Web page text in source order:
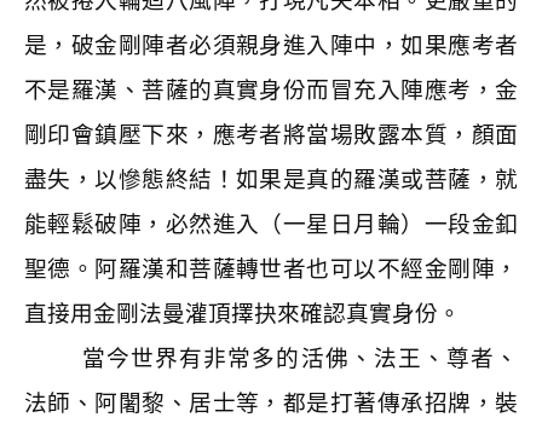
是，破金剛陣者必須親身進入陣中，如果應考者
不是羅漢、菩薩的真實身份而冒充入陣應考，金
剛印會鎮壓下來，應考者將當場敗露本質，顏面
盡失，以慘態終結！如果是真的羅漢或菩薩，就
能輕鬆破陣，必然進入（一星日月輪）一段金釦
聖德。阿羅漢和菩薩轉世者也可以不經金剛陣，
直接用金剛法曼灌頂擇抉來確認真實身份。
當今世界有非常多的活佛、法王、尊者、
法師、阿闍黎、居士等，都是打著傳承招牌，裝